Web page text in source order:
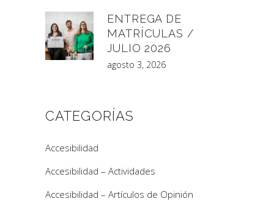
ENTREGA DE
MATRÍCULAS /
JULIO 2026
agosto 3, 2026
CATEGORÍAS
Accesibilidad
Accesibilidad – Actividades
Accesibilidad – Artículos de Opinión